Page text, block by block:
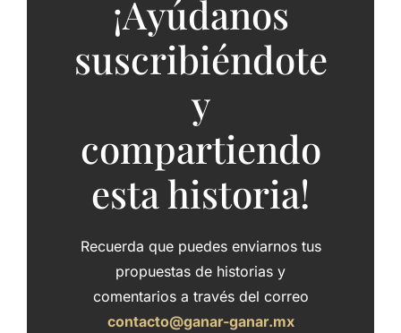
¡Ayúdanos
suscribiéndote
y
compartiendo
esta historia!
Recuerda que puedes enviarnos tus
propuestas de historias y
comentarios a través del correo
contacto@ganar-ganar.mx